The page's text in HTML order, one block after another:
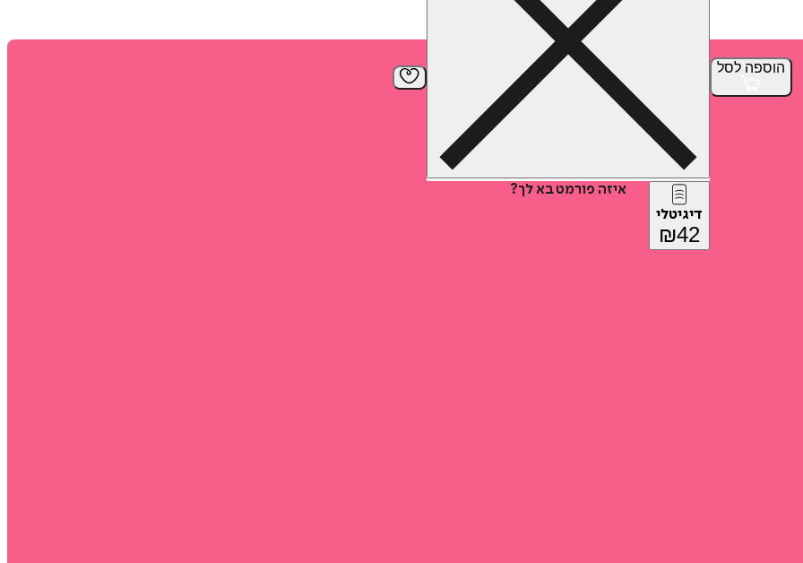
הוספה לסל
איזה פורמט בא לך?
דיגיטלי
₪42